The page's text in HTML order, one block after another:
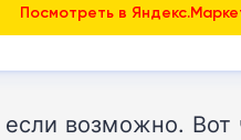
Посмотреть в
возможно. Вот